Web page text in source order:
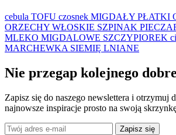
cebula TOFU czosnek MIGDAŁY PŁATKI
ORZECHY WŁOSKIE SZPINAK
MLEKO MIGDALOWE SZCZYPIOREK
MARCHEWKA SIEMIĘ LNIANE
Nie przegap kolejnego
Zapisz się do naszego newslettera i otrzymuj
najnowsze inspiracje prosto na swoją
Zapisz się